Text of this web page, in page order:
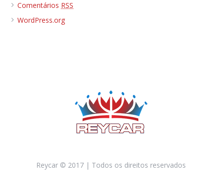
Comentários RSS
WordPress.org
Reycar © 2017 | Todos os direitos reservados